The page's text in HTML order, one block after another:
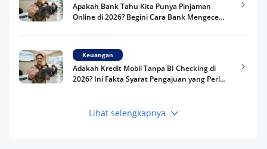
Apakah Bank Tahu Kita Punya Pinjaman
Online di 2026? Begini Cara Bank Mengecek
Keuangan
Adakah Kredit Mobil Tanpa BI Checking di
2026? Ini Fakta Syarat Pengajuan yang Perlu
Keuangan
Lihat selengkapnya